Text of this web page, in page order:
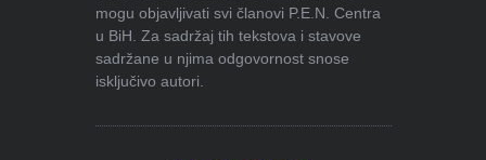
mogu objavljivati svi članovi P.E.N. Centra
u BiH. Za sadržaj tih tekstova i stavove
sadržane u njima odgovornost snose
isključivo autori.